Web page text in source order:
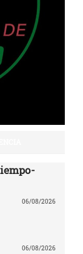
06/08/2026
06/08/2026